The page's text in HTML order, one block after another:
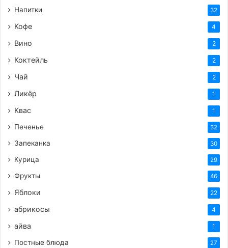
Напитки 32
Кофе 4
Вино 2
Коктейль 2
Чай 2
Ликёр 1
Квас 1
Печенье 32
Запеканка 30
Курица 29
Фрукты 46
Яблоки 22
абрикосы 4
айва 1
Постные блюда 27